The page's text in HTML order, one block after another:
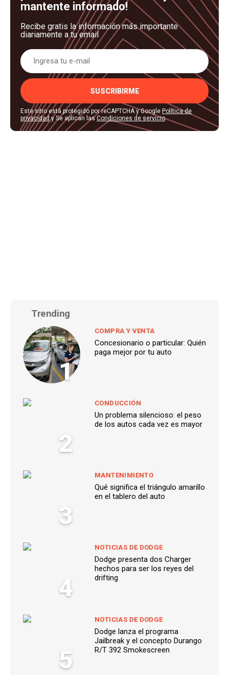
mantente informado!
Recibe gratis la información más importante
diariamente a tu email
SUSCRIBIRME
Este sitio está protegido por reCAPTCHA y Google Política de
privacidady Se aplican lasCondiciones de servicio.
Trending
1
COMPRA Y VENTA
Concesionario o particular: Quién
paga mejor por tu auto
2
CONDUCCIÓN
Un problema silencioso: el peso
de los autos cada vez es mayor
3
MANTENIMIENTO
Qué significa el triángulo amarillo
en el tablero del auto
4
NOTICIAS DE DODGE
Dodge presenta dos Charger
hechos para ser los reyes del
drifting
5
NOTICIAS DE DODGE
Dodge lanza el programa
Jailbreak y el concepto Durango
R/T 392 Smokescreen